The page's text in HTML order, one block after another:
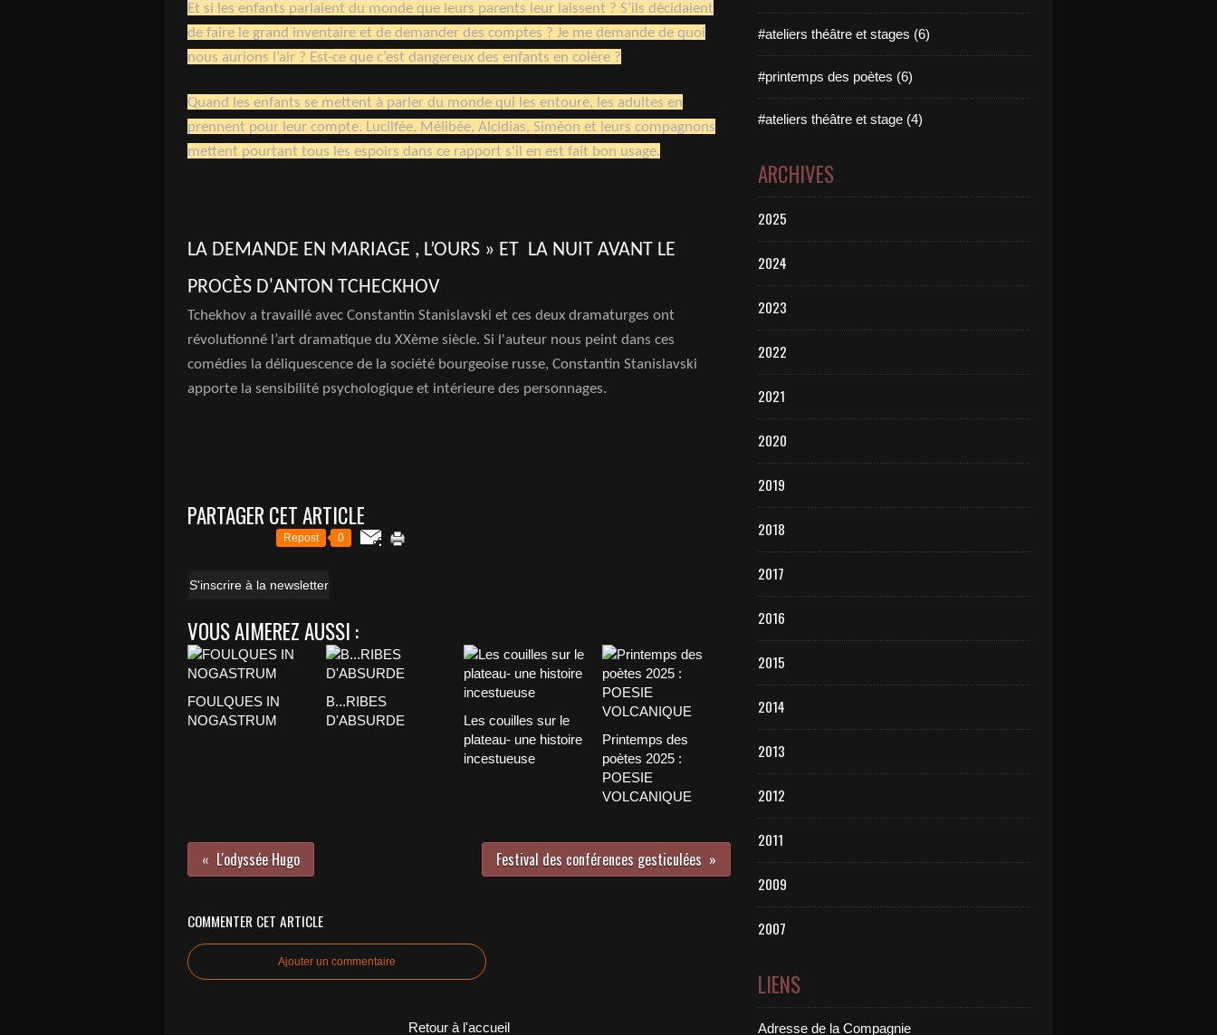
Et si les enfants parlaient du monde que leurs parents leur laissent ? S’ils décidaient
de faire le grand inventaire et de demander des comptes ? Je me demande de quoi
nous aurions l’air ? Est-ce que c’est dangereux des enfants en colère ?
Quand les enfants se mettent à parler du monde qui les entoure, les adultes en
prennent pour leur compte. Lucilfée, Mélibée, Alcidias, Siméon et leurs compagnons
mettent pourtant tous les espoirs dans ce rapport s'il en est fait bon usage.
LA DEMANDE EN MARIAGE , L’OURS » ET LA NUIT AVANT LE
PROCÈS D'ANTON TCHECKHOV
Tchekhov a travaillé avec Constantin Stanislavski et ces deux dramaturges ont
révolutionné l’art dramatique du XXème siècle. Si l'auteur nous peint dans ces
comédies la déliquescence de la société bourgeoise russe, Constantin Stanislavski
apporte la sensibilité psychologique et intérieure des personnages.
PARTAGER CET ARTICLE
Repost 0
S'inscrire à la newsletter
VOUS AIMEREZ AUSSI :
FOULQUES IN
NOGASTRUM
B...RIBES
D'ABSURDE
Les couilles sur le
plateau- une histoire
incestueuse
Printemps des
poètes 2025 :
POESIE
VOLCANIQUE
L'odyssée Hugo Festival des conférences gesticulées
COMMENTER CET ARTICLE
Ajouter un commentaire
Retour à l'accueil
#ateliers théâtre et stages (6)
#printemps des poètes (6)
#ateliers théâtre et stage (4)
ARCHIVES
2025
2024
2023
2022
2021
2020
2019
2018
2017
2016
2015
2014
2013
2012
2011
2009
2007
LIENS
Adresse de la Compagnie